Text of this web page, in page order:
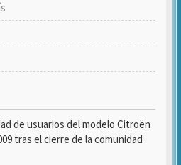
de usuarios del modelo Citroën
tras el cierre de la comunidad